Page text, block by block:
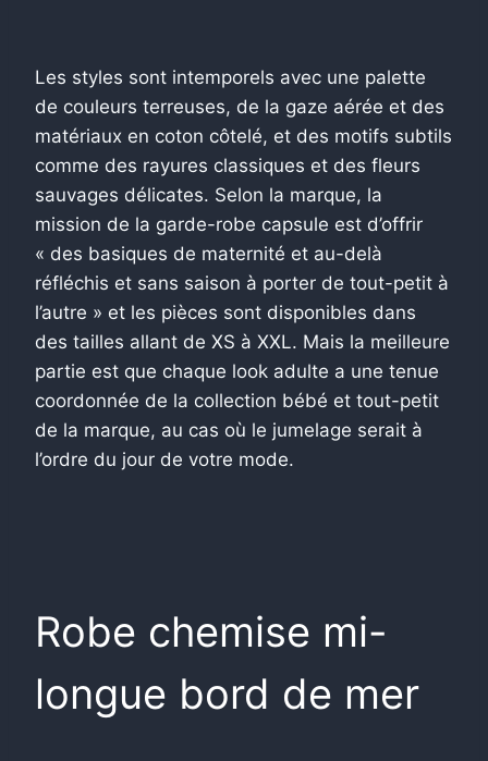
Les styles sont intemporels avec une palette
de couleurs terreuses, de la gaze aérée et des
matériaux en coton côtelé, et des motifs subtils
comme des rayures classiques et des fleurs
sauvages délicates. Selon la marque, la
mission de la garde-robe capsule est d’offrir
« des basiques de maternité et au-delà
réfléchis et sans saison à porter de tout-petit à
l’autre » et les pièces sont disponibles dans
des tailles allant de XS à XXL. Mais la meilleure
partie est que chaque look adulte a une tenue
coordonnée de la collection bébé et tout-petit
de la marque, au cas où le jumelage serait à
l’ordre du jour de votre mode.
Robe chemise mi-
longue bord de mer